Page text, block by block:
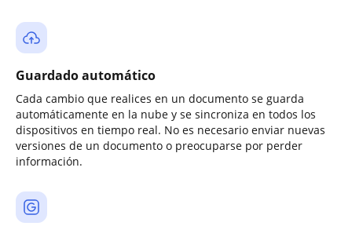
Guardado automático
Cada cambio que realices en un documento se guarda
automáticamente en la nube y se sincroniza en todos los
dispositivos en tiempo real. No es necesario enviar nuevas
versiones de un documento o preocuparse por perder
información.